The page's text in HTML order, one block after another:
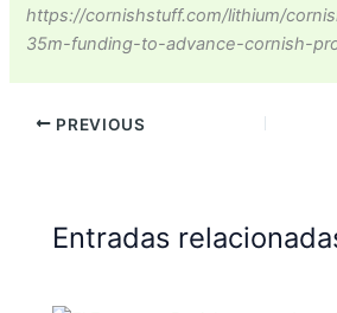
https://cornishstuff.com/lithium/
35m-funding-to-advance-cornish-
PREVIOUS
Entradas